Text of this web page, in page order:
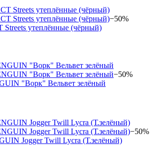
−50%
утеплённые (чёрный)
−50%
"Ворк" Вельвет зелёный
−50%
Jogger Twill Lycra (Т.зелёный)